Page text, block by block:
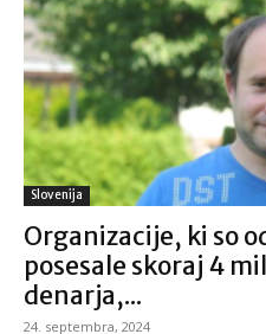
Slovenija
Organizacije, ki so
posesale skoraj 4
denarja,...
24. septembra, 2024